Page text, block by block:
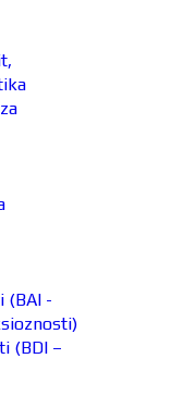
(BAI -
(BDI –